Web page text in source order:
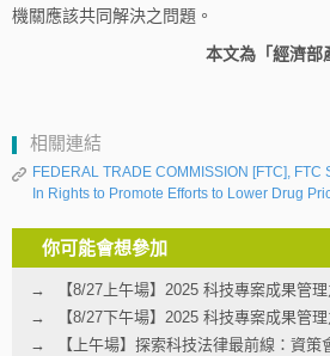
機關應該共同解決之問題。
本文為「經濟部
相關連結
FEDERAL TRADE COMMISSION [FTC],
In Rights to Promote Efforts to Lower Drug
你可能會想參加
【8/27上午場】2025 科技專案成果管
【8/27下午場】2025 科技專案成果管
【上午場】探索科技法律最前線：資